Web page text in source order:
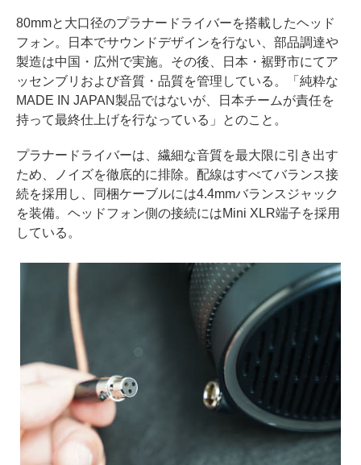
80mmと大口径のプラナードライバーを搭載したヘッド
フォン。日本でサウンドデザインを行ない、部品調達や
製造は中国・広州で実施。その後、日本・裾野市にてア
ッセンブリおよび音質・品質を管理している。「純粋な
MADE IN JAPAN製品ではないが、日本チームが責任を
持って最終仕上げを行なっている」とのこと。
プラナードライバーは、繊細な音質を最大限に引き出す
ため、ノイズを徹底的に排除。配線はすべてバランス接
続を採用し、同梱ケーブルには4.4mmバランスジャック
を装備。ヘッドフォン側の接続にはMini XLR端子を採用
している。